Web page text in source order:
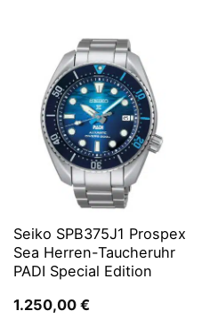
Seiko SPB375J1 Prospex
Sea Herren-Taucheruhr
PADI Special Edition
1.250,00 €